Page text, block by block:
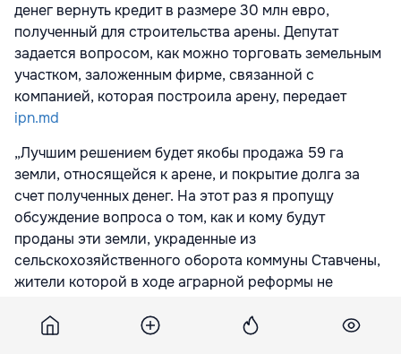
денег вернуть кредит в размере 30 млн евро,
полученный для строительства арены. Депутат
задается вопросом, как можно торговать земельным
участком, заложенным фирме, связанной с
компанией, которая построила арену, передает
ipn.md
„Лучшим решением будет якобы продажа 59 га
земли, относящейся к арене, и покрытие долга за
счет полученных денег. На этот раз я пропущу
обсуждение вопроса о том, как и кому будут
проданы эти земли, украденные из
сельскохозяйственного оборота коммуны Ставчены,
жители которой в ходе аграрной реформы не
бывших коллективных хозяйств”, - отмечает